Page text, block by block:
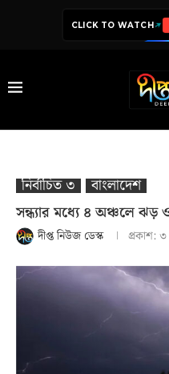
CLICK TO WATCH
নির্বাচিত ৩
বাংলাদেশ
সন্ধ্যার মধ্যে ৪ অঞ্চলে ঝড়
দীপ্ত নিউজ ডেস্ক প্রকাশ:৩